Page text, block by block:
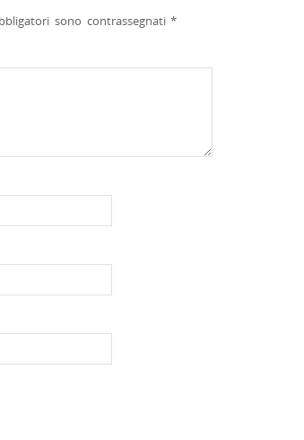
sono contrassegnati*